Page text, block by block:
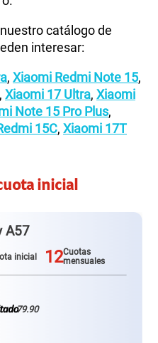
catálogo de
interesar:
, Xiaomi Redmi Note 15,
, Xiaomi 17 Ultra, Xiaomi
Note 15 Pro Plus,
15C, Xiaomi 17T
inicial
A57
inicial 12Cuotas
mensuales
79.90